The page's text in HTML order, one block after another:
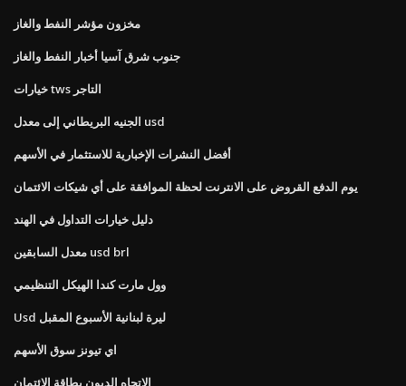
مخزون مؤشر النفط والغاز
جنوب شرق آسيا أخبار النفط والغاز
خيارات tws التاجر
الجنيه البريطاني إلى معدل usd
أفضل النشرات الإخبارية للاستثمار في الأسهم
يوم الدفع القروض على الانترنت لحظة الموافقة على أي شيكات الائتمان
دليل خيارات التداول في الهند
معدل السابقين usd brl
وول مارت كندا الهيكل التنظيمي
Usd ليرة لبنانية الأسبوع المقبل
اي تيونز سوق الأسهم
الاتجاه الديون بطاقة الائتمان